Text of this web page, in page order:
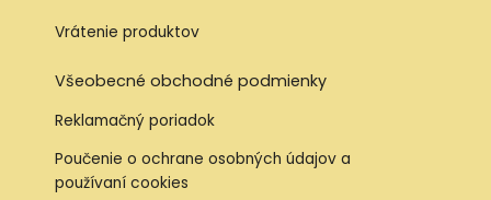
Vrátenie produktov
Všeobecné obchodné podmienky
Reklamačný poriadok
Poučenie o ochrane osobných údajov a
používaní cookies